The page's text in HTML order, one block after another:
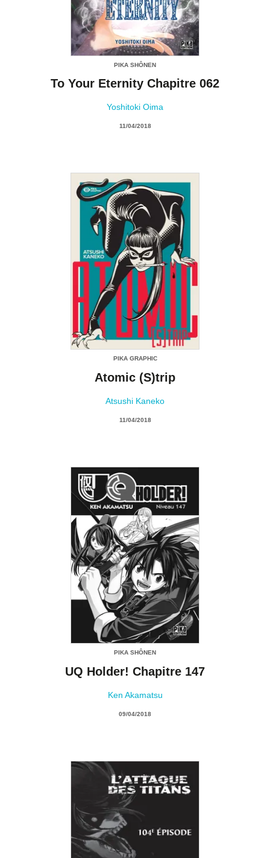
PIKA SHÔNEN
To Your Eternity Chapitre 062
Yoshitoki Oima
11/04/2018
PIKA GRAPHIC
Atomic (S)trip
Atsushi Kaneko
11/04/2018
PIKA SHÔNEN
UQ Holder! Chapitre 147
Ken Akamatsu
09/04/2018